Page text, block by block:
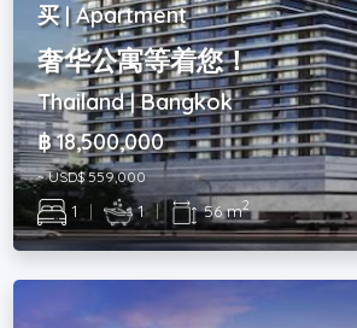
买 | Apartment
奢华公寓等着您！
Thailand | Bangkok
฿ 18,500,000
~ USD$ 559,000
1 | 1 | 56 m2